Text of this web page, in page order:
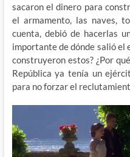
sacaron el dinero para
el armamento, las naves,
cuenta, debió de hacerlas
importante de dónde salió el
construyeron estos? ¿Por
República ya tenía un
para no forzar el